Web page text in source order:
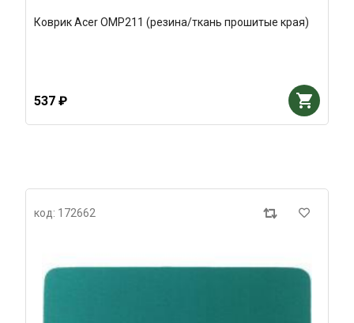
Коврик Acer OMP211 (резина/ткань прошитые края)
537 ₽
код: 172662